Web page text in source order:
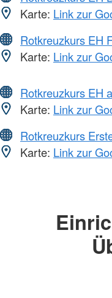
Karte: Link zur
Rotkreuzkurs EH
Karte: Link zur
Rotkreuzkurs EH
Karte: Link zur
Rotkreuzkurs
Karte: Link zur